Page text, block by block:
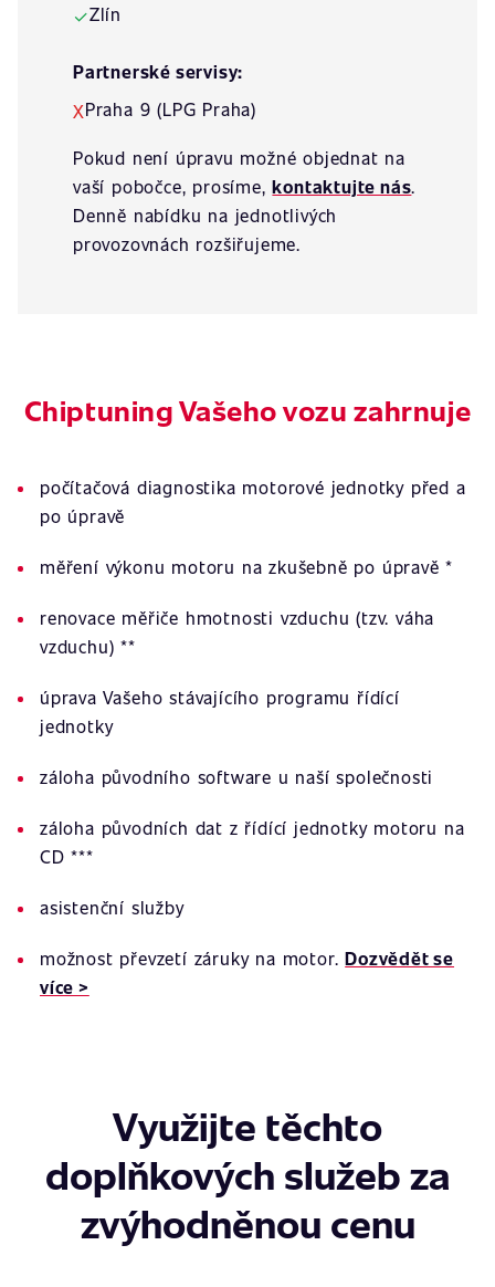
✓Zlín
Partnerské servisy:
XPraha 9 (LPG Praha)
Pokud není úpravu možné objednat na
vaší pobočce, prosíme,kontaktujte nás.
Denně nabídku na jednotlivých
provozovnách rozšiřujeme.
Chiptuning Vašeho vozu zahrnuje
počítačová diagnostika motorové jednotky před a
po úpravě
měření výkonu motoru na zkušebně po úpravě *
renovace měřiče hmotnosti vzduchu (tzv. váha
vzduchu) **
úprava Vašeho stávajícího programu řídící
jednotky
záloha původního software u naší společnosti
záloha původních dat z řídící jednotky motoru na
CD ***
asistenční služby
možnost převzetí záruky na motor.Dozvědět se
více >
Využijte těchto
doplňkových služeb za
zvýhodněnou cenu